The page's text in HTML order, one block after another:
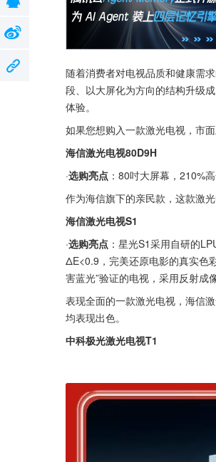
随着消费者对电视品质和健康需
段、以大屏化为方向的结构升级
体验。
如果您想购入一款激光电视，市
海信激光电视80D9H
·选购亮点 ：80吋大屏幕，210%
作为海信旗下的亲民款，这款激
海信激光电视S1
·选购亮点 ：星光S1采用自研的
ΔE<0.9，完美还原电影的真实色
害蓝光”验证的电视，采用反射成
表现全面的一款激光电视，海信
均表现出色。
中科极光激光电视T1